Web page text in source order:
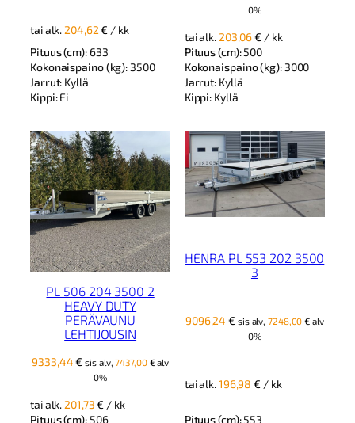
tai alk. 204,62€ / kk
Pituus (cm): 633
Kokonaispaino (kg): 3500
Jarrut: Kyllä
Kippi:Ei
0%
tai alk. 203,06€ / kk
Pituus (cm):500
Kokonaispaino (kg): 3000
Jarrut: Kyllä
Kippi: Kyllä
PL 506 204 3500 2
HEAVY DUTY
PERÄVAUNU
LEHTIJOUSIN
9333,44€ sis alv,7437,00 €alv
0%
tai alk. 201,73€ / kk
Pituus (cm): 506
HENRA PL 553 202 3500
3
9096,24€ sis alv,7248,00€ alv
0%
tai alk.196,98€ / kk
Pituus (cm):553